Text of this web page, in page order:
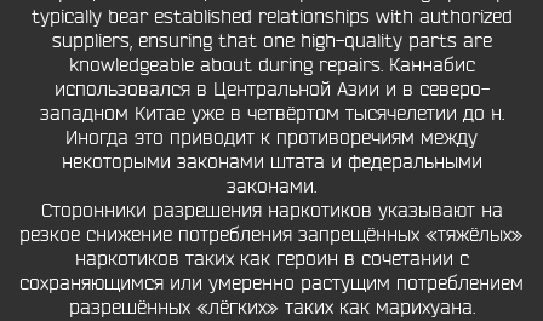
typically bear established relationships with authorized
suppliers, ensuring that one high-quality parts are
knowledgeable about during repairs. Каннабис
использовался в Центральной Азии и в северо-
западном Китае уже в четвёртом тысячелетии до н.
Иногда это приводит к противоречиям между
некоторыми законами штата и федеральными
законами.
Сторонники разрешения наркотиков указывают на
резкое снижение потребления запрещённых «тяжёлых»
наркотиков таких как героин в сочетании с
сохраняющимся или умеренно растущим потреблением
разрешённых «лёгких» таких как марихуана.